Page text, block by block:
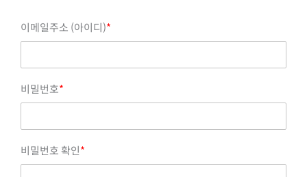
이메일주소 (아이디)*
비밀번호*
비밀번호 확인*